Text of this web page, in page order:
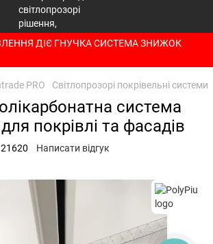
ДІЄ ГНУЧКА СИСТЕМА ЗНИЖОК
PRO Світлопрозорі покрівельні системи
система
покрівлі та фасадів
Написати відгук